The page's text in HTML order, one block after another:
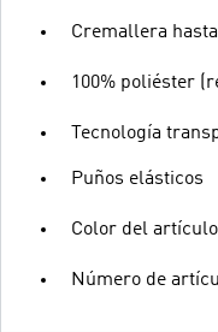
Cremallera
100% poliéster
Tecnología
Puños elásticos
Color del
Número de